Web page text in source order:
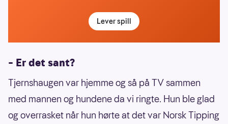
Lever spill
– Er det sant?
Tjernshaugen var hjemme og så på TV sammen
med mannen og hundene da vi ringte. Hun ble glad
og overrasket når hun hørte at det var Norsk Tipping